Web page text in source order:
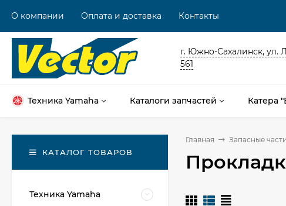
О компании Оплата и доставка Контакты
г. Южно-Сахалинск, ул.
561
Техника Yamaha Каталоги запчастей Катера
Главная Запасные
КАТАЛОГ ТОВАРОВ
Техника Yamaha